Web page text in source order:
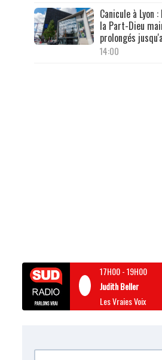
Canicule à Lyon
la Part-Dieu
prolongés
14:00
17H00-19H00
Judith Beller
Les Vraies Voix